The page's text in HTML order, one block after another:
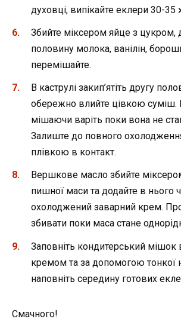
духовці, випікайте еклери 30-35
Збийте міксером яйце з цукром,
половину молока, ванілін,
перемішайте.
В каструлі закип’ятіть другу
обережно влийте цівкою суміш.
мішаючи варіть поки вона не
Залиште до повного
плівкою в контакт.
Вершкове масло збийте
пишної маси та додайте в нього
охолоджений заварний крем.
збивати поки маса стане
Заповніть кондитерський
кремом та за допомогою тонкої
наповніть середину готових
Смачного!